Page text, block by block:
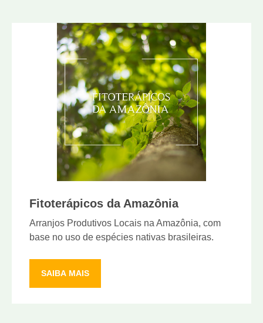
Fitoterápicos da Amazônia
Arranjos Produtivos Locais na Amazônia, com
base no uso de espécies nativas brasileiras.
SAIBA MAIS